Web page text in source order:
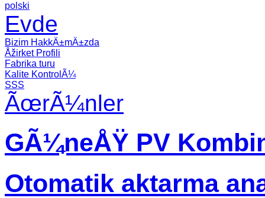
polski
Evde
Bizim HakkÄ±mÄ±zda
Åžirket Profili
Fabrika turu
Kalite KontrolÃ¼
SSS
ÃœrÃ¼nler
GÃ¼neÅŸ PV
Otomatik aktarma